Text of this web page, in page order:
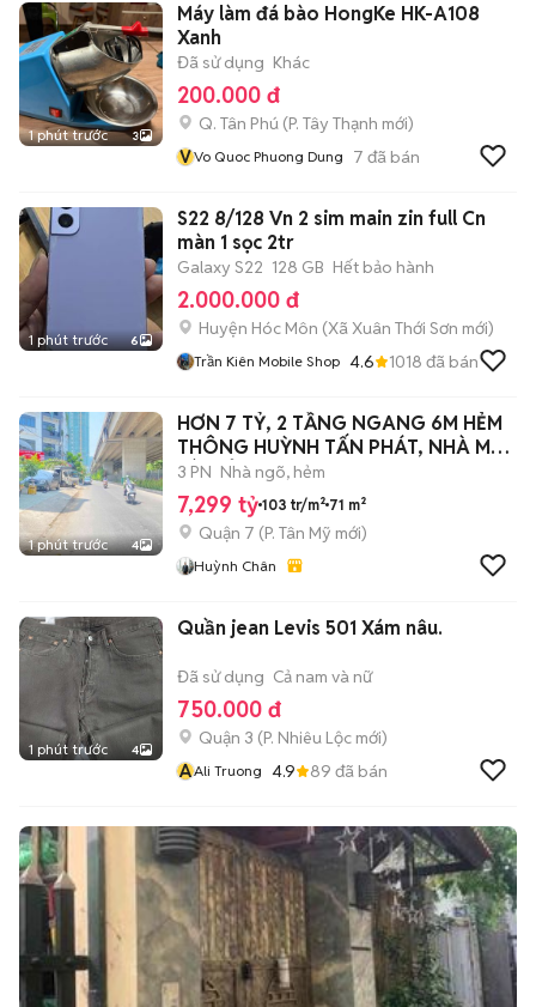
1 phút trước 3
Máy làm đá bào HongKe HK-A108
Xanh
Đã sử dụng Khác
200.000 đ
Q. Tân Phú (P. Tây Thạnh mới)
VVo Quoc Phuong Dung 7 đã bán
1 phút trước 6
S22 8/128 Vn 2 sim main zin full Cn
màn 1 sọc 2tr
Galaxy S22 128 GB Hết bảo hành
2.000.000 đ
Huyện Hóc Môn (Xã Xuân Thới Sơn mới)
Trần Kiên Mobile Shop 4.6 1018 đã bán
1 phút trước 4
HƠN 7 TỶ, 2 TẦNG NGANG 6M HẺM
THÔNG HUỲNH TẤN PHÁT, NHÀ MỚI
VÀO Ở NGAY
3 PN Nhà ngõ, hẻm
7,299 tỷ 103 tr/m² 71 m²
Quận 7 (P. Tân Mỹ mới)
Huỳnh Chân
1 phút trước 4
Quần jean Levis 501 Xám nâu.
Đã sử dụng Cả nam và nữ
750.000 đ
Quận 3 (P. Nhiêu Lộc mới)
AAli Truong 4.9 89 đã bán